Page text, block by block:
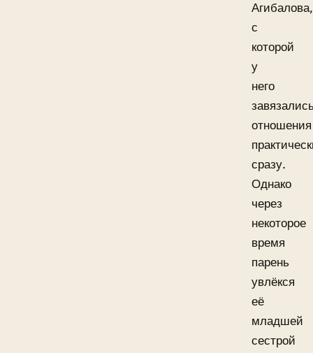
Агибалова,
с
которой
у
него
отношения
сразу.
Однако
через
некоторое
время
парень
увлёкся
её
младшей
сестрой